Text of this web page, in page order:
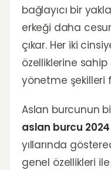
bağlayıcı bir
erkeği daha
çıkar. Her iki
özelliklerine
yönetme şekilleri
Aslan burcunun
aslan burcu 2024
yıllarında
genel özellikleri